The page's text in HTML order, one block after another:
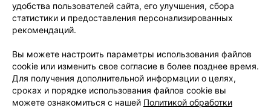
Вакансии
Партнеры
Написать руководителю 103.by
Персональные настройки cookie
Обработка персональных данных
удобства пользователей сайта, его улучшения, сбора
статистики и предоставления персонализированных
рекомендаций.
Вы можете настроить параметры использования файлов
cookie или изменить свое согласие в более позднее время.
Для получения дополнительной информации о целях,
сроках и порядке использования файлов cookie вы
можете ознакомиться с нашей Политикой обработки